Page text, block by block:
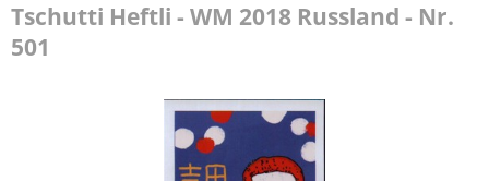
Tschutti Heftli - WM 2018 Russland - Nr.
501